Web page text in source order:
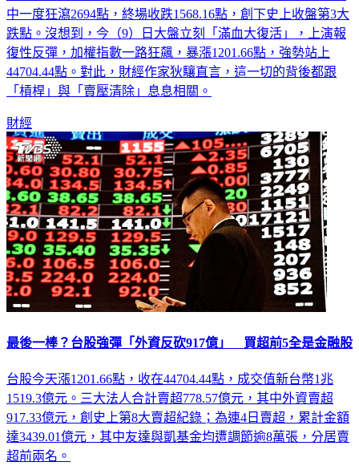
中一度狂瀉2694點，終場收跌1568.16點，創下史上收盤第3大
跌點。沒想到，今（9）日大盤立刻「滿血大復活」，上演報
復性反彈，加權指數一路狂飆，暴漲1201.66點，強勢站上
44704.44點。對此，財經作家狄驤直言，這一切的背後都跟
「槓桿」與「賣壓清除」息息相關。
財經
最後一棒？台股強彈「外資反砍917億」 買超前5全是金融股
台股今天漲1201.66點，收在44704.44點，成交值新台幣1兆
1519.3億元。三大法人合計賣超778.57億元，其中外資賣超
917.33億元，創史上第8大賣超紀錄；為連4日賣超，累計金額
達3439.01億元，其中友達與凱基金均遭調節逾8萬張，分居賣
超前兩名。